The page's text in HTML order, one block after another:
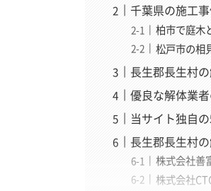
千葉県の施工
柏市で庭木
松戸市の相
長生郡長生村
優良な解体業
当サイト独自
長生郡長生村
株式会社善
株式会社